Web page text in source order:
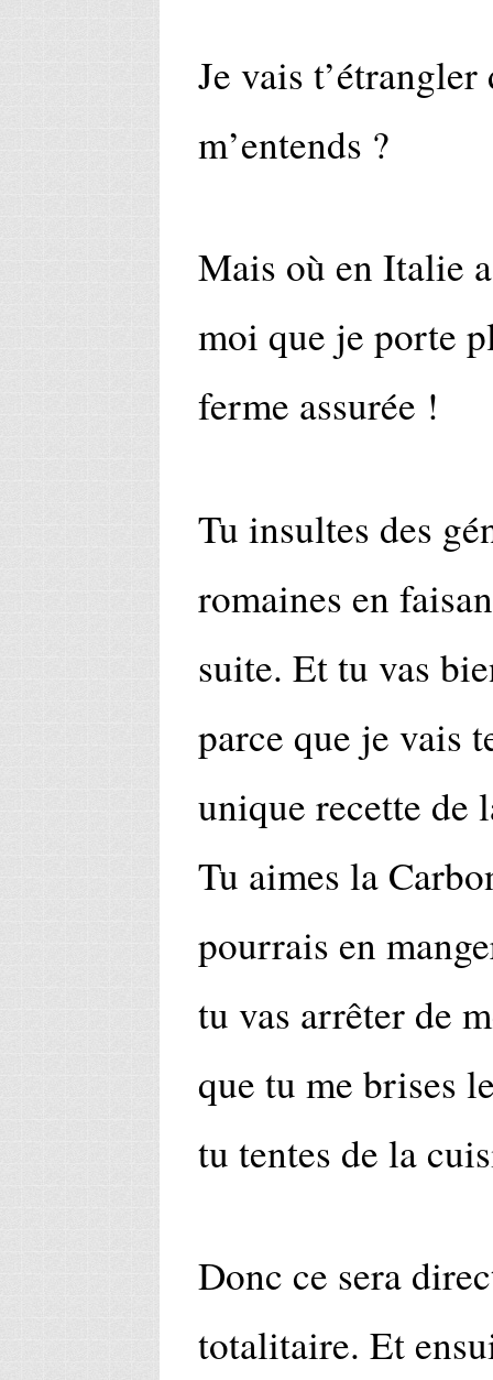
Je vais
m’entends ?
Mais où en Italie
moi que je porte
ferme assurée !
Tu insultes des
romaines en
suite. Et tu vas
parce que je vais
unique recette de
Tu aimes la
pourrais en
tu vas arrêter de
que tu me brises
tu tentes de la
Donc ce sera
totalitaire. Et